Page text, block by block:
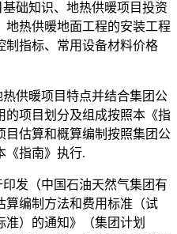
础知识、地热供暖项目投资
热供暖地面工程的安装工程
制指标、常用设备材料价格
供暖项目特点并结合集团公
的项目划分及组成按照本《指
目估算和概算编制按照集团公
《指南》执行.
发（中国石油天然气集团有
算编制方法和费用标准（试
）的通知》（集团计划